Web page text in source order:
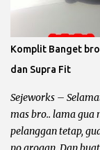
jelas simak contoh
piton standar 49
ditambah 0.25 mm
Overize 50 piston
diameter piston
diameter ditambah
...
Komplit Banget
dan Supra Fit
Sejeworks –
mas bro.. lama gua
pelanggan tetap,